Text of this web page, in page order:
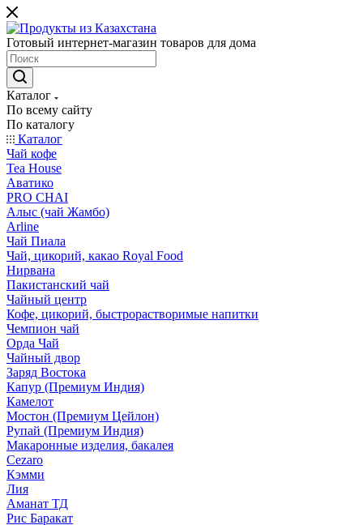
Готовый интернет-магазин товаров для дома
Каталог
По всему сайту
По каталогу
Каталог
Чай кофе
Tea House
Аватико
PRO CHAI
Алыс (чай Жамбо)
Arline
Чай Пиала
Чай, цикорий, какао Royal Food
Нирвана
Пакистанский чай
Чайный центр
Кофе, цикорий, быстрорастворимые напитки
Чемпион чай
Орда Чай
Чайный двор
Заряд Востока
Капур (Премиум Индия)
Камелот
Мостон (Премиум Цейлон)
Рупай (Премиум Индия)
Макаронные изделия, бакалея
Cezaro
Кэмми
Лия
Аманат ТД
Рис Баракат